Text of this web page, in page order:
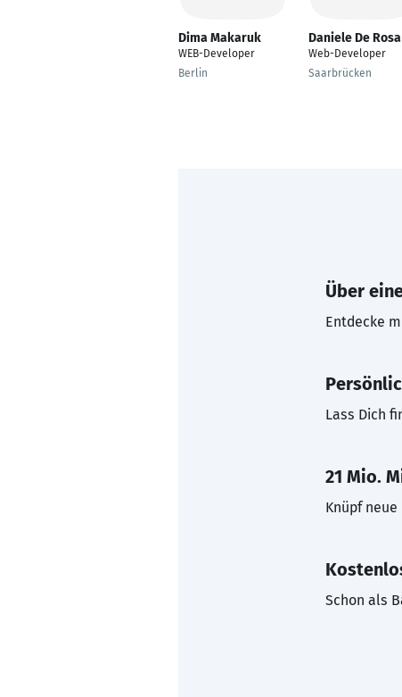
Dima Makaruk
WEB-Developer
Berlin
Daniele De Rosa
Web-Developer
Saarbrücken
Über
Entdecke
Lass Dich
21 Mio.
Knüpf
Schon als